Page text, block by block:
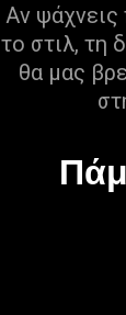
Αν ψάχνεις
το στιλ, τη
θα μας